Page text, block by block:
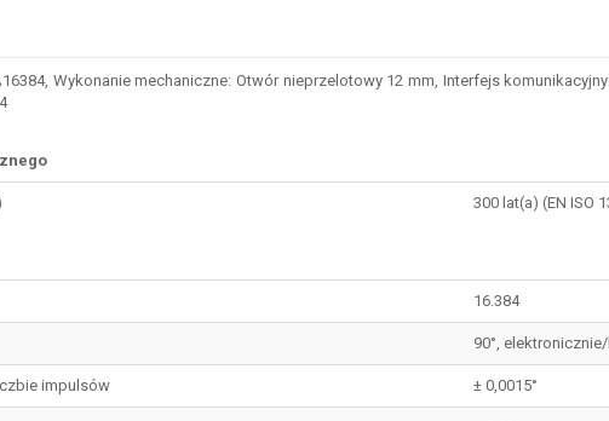
Wykonanie mechaniczne: Otwór nieprzelotowy 12 mm, Interfejs
300 lat(a) (EN ISO
16.384
90°,
impulsów ± 0,0015°